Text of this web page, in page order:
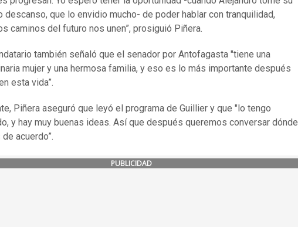
descanso, que lo envidio mucho- de poder hablar con tranquilidad,
caminos del futuro nos unen”, prosiguió Piñera.
también señaló que el senador por Antofagasta "tiene una
mujer y una hermosa familia, y eso es lo más importante después
esta vida”.
Piñera aseguró que leyó el programa de Guillier y que "lo tengo
y hay muy buenas ideas. Así que después queremos conversar dónde
acuerdo”.
PUBLICIDAD